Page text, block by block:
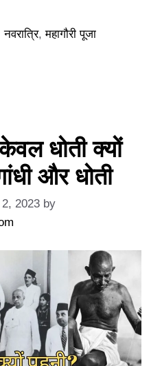
नवरात्रि,महागौरी पूजा
धोती क्यों
और धोती
2023 by